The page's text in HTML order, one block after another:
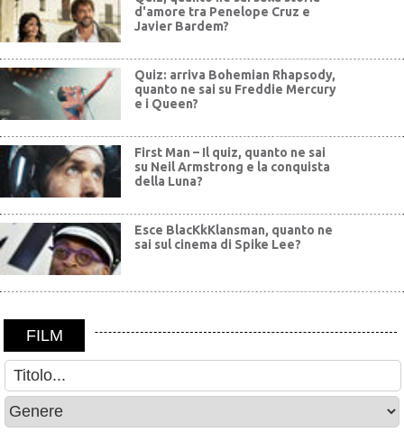
d'amore tra Penelope Cruz e
Javier Bardem?
Quiz: arriva Bohemian Rhapsody,
quanto ne sai su Freddie Mercury
e i Queen?
First Man – Il quiz, quanto ne sai
su Neil Armstrong e la conquista
della Luna?
Esce BlacKkKlansman, quanto ne
sai sul cinema di Spike Lee?